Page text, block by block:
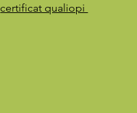
certificat qualiopi